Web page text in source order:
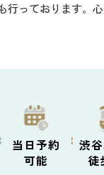
っております。
当日予約
可能
渋
徒